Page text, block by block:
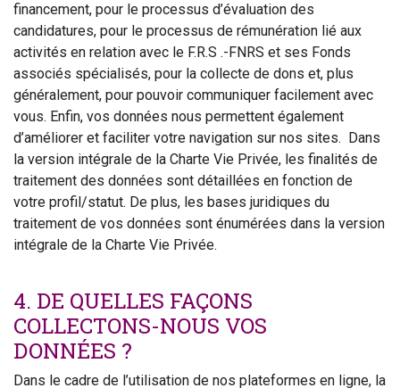
financement, pour le processus d’évaluation des
candidatures, pour le processus de rémunération lié aux
activités en relation avec le F.R.S .-FNRS et ses Fonds
associés spécialisés, pour la collecte de dons et, plus
généralement, pour pouvoir communiquer facilement avec
vous. Enfin, vos données nous permettent également
d’améliorer et faciliter votre navigation sur nos sites. Dans
la version intégrale de la Charte Vie Privée, les finalités de
traitement des données sont détaillées en fonction de
votre profil/statut. De plus, les bases juridiques du
traitement de vos données sont énumérées dans la version
intégrale de la Charte Vie Privée.
4. DE QUELLES FAÇONS
COLLECTONS-NOUS VOS
DONNÉES ?
Dans le cadre de l’utilisation de nos plateformes en ligne, la